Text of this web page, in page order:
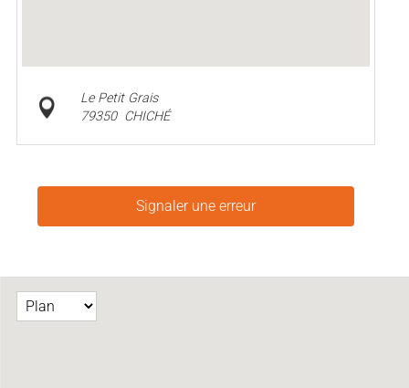
Le Petit Grais
79350 CHICHÉ
Signaler une erreur